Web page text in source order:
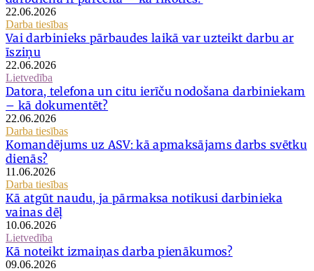
22.06.2026
Darba tiesības
Vai darbinieks pārbaudes laikā var uzteikt darbu ar
īsziņu
22.06.2026
Lietvedība
Datora, telefona un citu ierīču nodošana darbiniekam
– kā dokumentēt?
22.06.2026
Darba tiesības
Komandējums uz ASV: kā apmaksājams darbs svētku
dienās?
11.06.2026
Darba tiesības
Kā atgūt naudu, ja pārmaksa notikusi darbinieka
vainas dēļ
10.06.2026
Lietvedība
Kā noteikt izmaiņas darba pienākumos?
09.06.2026